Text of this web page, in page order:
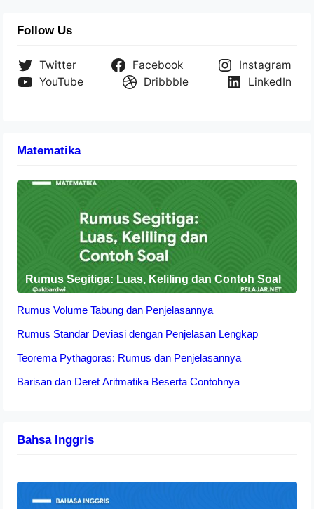
Follow Us
Twitter Facebook
Instagram
YouTube
Dribbble LinkedIn
Matematika
Rumus Segitiga: Luas, Keliling dan Contoh Soal
Rumus Volume Tabung dan Penjelasannya
Rumus Standar Deviasi dengan Penjelasan Lengkap
Teorema Pythagoras: Rumus dan Penjelasannya
Barisan dan Deret Aritmatika Beserta Contohnya
Bahsa Inggris